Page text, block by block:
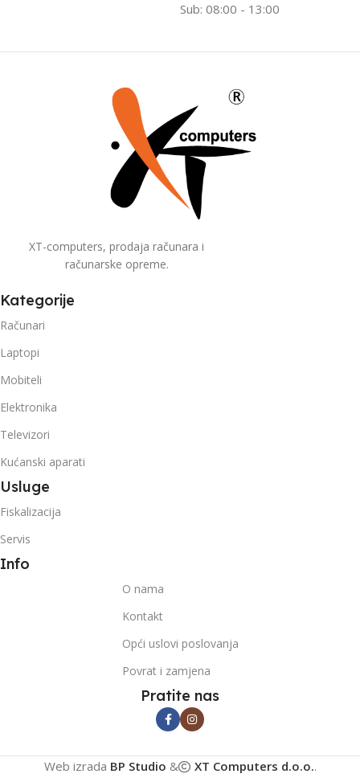
Sub: 08:00 - 13:00
XT-computers, prodaja računara i
računarske opreme.
Kategorije
Računari
Laptopi
Mobiteli
Elektronika
Televizori
Kućanski aparati
Usluge
Fiskalizacija
Servis
Info
O nama
Kontakt
Opći uslovi poslovanja
Povrat i zamjena
Pratite nas
Web izrada BP Studio & XT Computers d.o.o..